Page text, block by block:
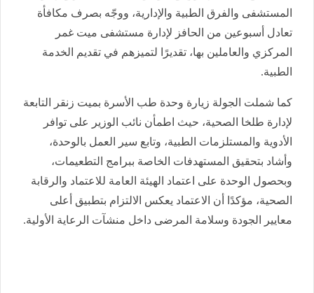
المستشفى والفرق الطبية والإدارية، ووجّه بصرف مكافأة
تعادل أسبوعين من الحافز لإدارة مستشفى ميت غمر
المركزي والعاملين بها، تقديرًا لتميزهم في تقديم الخدمة
الطبية.
كما شملت الجولة زيارة وحدة طب الأسرة بميت زنقر التابعة
لإدارة طلخا الصحية، حيث اطمأن نائب الوزير على توافر
الأدوية والمستلزمات الطبية، وتابع سير العمل بالوحدة،
وأشاد بتحقيق المستهدفات الخاصة ببرامج التطعيمات،
وبحصول الوحدة على اعتماد الهيئة العامة للاعتماد والرقابة
الصحية، مؤكدًا أن الاعتماد يعكس الالتزام بتطبيق أعلى
معايير الجودة وسلامة المرضى داخل منشآت الرعاية الأولية.